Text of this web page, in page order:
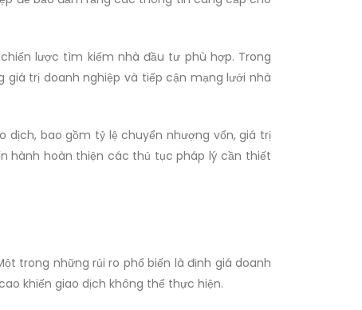
lược tìm kiếm nhà đầu tư phù hợp. Trong
trị doanh nghiệp và tiếp cận mạng lưới nhà
dịch, bao gồm tỷ lệ chuyển nhượng vốn, giá trị
hành hoàn thiện các thủ tục pháp lý cần thiết
trong những rủi ro phổ biến là định giá doanh
khiến giao dịch không thể thực hiện.